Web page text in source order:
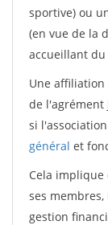
sportive) ou
(en vue de la
accueillant
Une
de l'agrément
si
général et
Cela
ses
gestion